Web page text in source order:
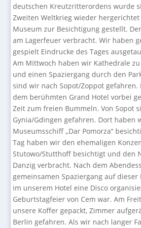
deutschen Kreutzritterordens wurde
Zweiten Weltkrieg wieder
Museum zur Besichtigung gestellt.
am Lagerfeuer verbracht. Wir haben
gespielt Eindrucke des Tages
Am Mittwoch haben wir Kathedrale
und einen Spaziergang durch den
sind wir nach Sopot/Zoppot
dem berühmten Grand Hotel vorbei
Zeit zum freien Bummeln. Von Sopot
Gynia/Gdingen gefahren. Dort haben
Museumsschiff „Dar Pomorza“
Tag haben wir den ehemaligen
Stutowo/Stutthoff besichtigt und den
Danzig verbracht. Nach dem
gemeinsamen Spaziergang auf
im unserem Hotel eine Disco
Geburtstagfeier von Cem war. Am
unsere Koffer gepackt, Zimmer
Berlin gefahren. Als wir nach langer